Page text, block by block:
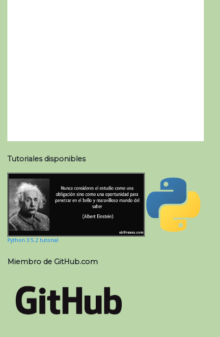
Tutoriales disponibles
Python 3.5.2 tutorial
Miembro de GitHub.com